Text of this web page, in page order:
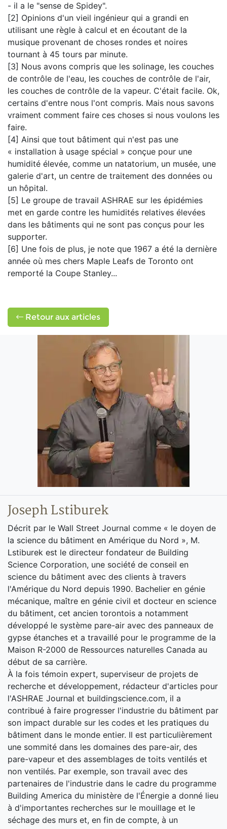
- il a le "sense de Spidey".
[2] Opinions d'un vieil ingénieur qui a grandi en
utilisant une règle à calcul et en écoutant de la
musique provenant de choses rondes et noires
tournant à 45 tours par minute.
[3] Nous avons compris que les solinage, les couches
de contrôle de l'eau, les couches de contrôle de l'air,
les couches de contrôle de la vapeur. C'était facile. Ok,
certains d'entre nous l'ont compris. Mais nous savons
vraiment comment faire ces choses si nous voulons les
faire.
[4] Ainsi que tout bâtiment qui n'est pas une
« installation à usage spécial » conçue pour une
humidité élevée, comme un natatorium, un musée, une
galerie d'art, un centre de traitement des données ou
un hôpital.
[5] Le groupe de travail ASHRAE sur les épidémies
met en garde contre les humidités relatives élevées
dans les bâtiments qui ne sont pas conçus pour les
supporter.
[6] Une fois de plus, je note que 1967 a été la dernière
année où mes chers Maple Leafs de Toronto ont
remporté la Coupe Stanley...
Retour aux articles
Joseph Lstiburek
Décrit par le Wall Street Journal comme « le doyen de
la science du bâtiment en Amérique du Nord », M.
Lstiburek est le directeur fondateur de Building
Science Corporation, une société de conseil en
science du bâtiment avec des clients à travers
l'Amérique du Nord depuis 1990. Bachelier en génie
mécanique, maître en génie civil et docteur en science
du bâtiment, cet ancien torontois a notamment
développé le système pare-air avec des panneaux de
gypse étanches et a travaillé pour le programme de la
Maison R-2000 de Ressources naturelles Canada au
début de sa carrière.
À la fois témoin expert, superviseur de projets de
recherche et développement, rédacteur d'articles pour
l'ASHRAE Journal et buildingscience.com, il a
contribué à faire progresser l'industrie du bâtiment par
son impact durable sur les codes et les pratiques du
bâtiment dans le monde entier. Il est particulièrement
une sommité dans les domaines des pare-air, des
pare-vapeur et des assemblages de toits ventilés et
non ventilés. Par exemple, son travail avec des
partenaires de l'industrie dans le cadre du programme
Building America du ministère de l'Énergie a donné lieu
à d'importantes recherches sur le mouillage et le
séchage des murs et, en fin de compte, à un